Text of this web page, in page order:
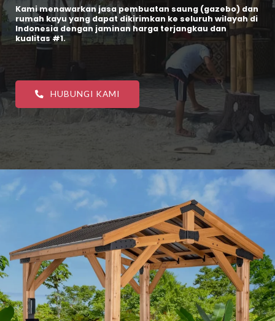
Kami menawarkan jasa pembuatan saung (gazebo) dan
rumah kayu yang dapat dikirimkan ke seluruh wilayah di
Indonesia dengan jaminan harga terjangkau dan
kualitas #1.
HUBUNGI KAMI